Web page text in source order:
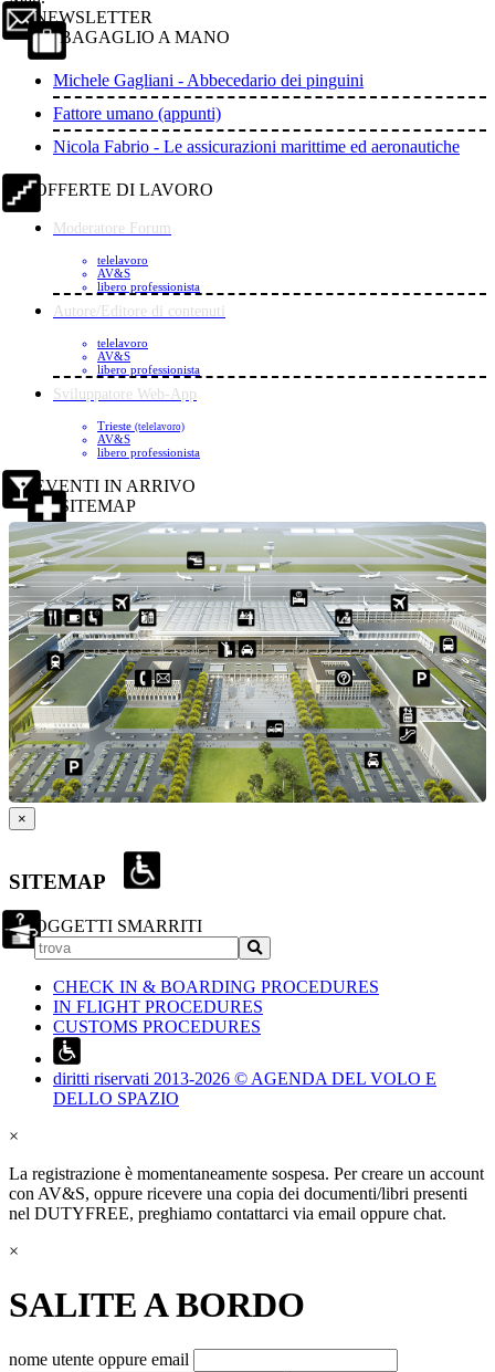
NEWSLETTER
BAGAGLIO A MANO
Michele Gagliani - Abbecedario dei pinguini
Fattore umano (appunti)
Nicola Fabrio - Le assicurazioni marittime ed aeronautiche
OFFERTE DI LAVORO
Moderatore Forum
telelavoro
AV&S
libero professionista
Autore/Editore di contenuti
telelavoro
AV&S
libero professionista
Sviluppatore Web-App
Trieste (telelavoro)
AV&S
libero professionista
EVENTI IN ARRIVO
SITEMAP
×
SITEMAP
OGGETTI SMARRITI
CHECK IN & BOARDING PROCEDURES
IN FLIGHT PROCEDURES
CUSTOMS PROCEDURES
diritti riservati 2013-2026 © AGENDA DEL VOLO E
DELLO SPAZIO
×
La registrazione è momentaneamente sospesa. Per creare un account
con AV&S, oppure ricevere una copia dei documenti/libri presenti
nel DUTYFREE, preghiamo contattarci via email oppure chat.
×
SALITE A BORDO
nome utente oppure email